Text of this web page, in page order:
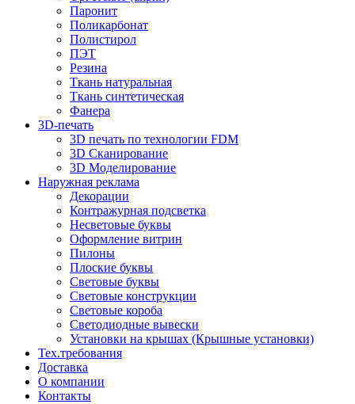
Паронит
Поликарбонат
Полистирол
ПЭТ
Резина
Ткань натуральная
Ткань синтетическая
Фанера
3D-печать
3D печать по технологии FDM
3D Сканирование
3D Моделирование
Наружная реклама
Декорации
Контражурная подсветка
Несветовые буквы
Оформление витрин
Пилоны
Плоские буквы
Световые буквы
Световые конструкции
Световые короба
Светодиодные вывески
Установки на крышах (Крышные установки)
Тех.требования
Доставка
О компании
Контакты